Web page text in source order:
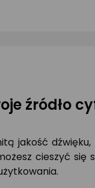
źródło
jakość
cieszyć się